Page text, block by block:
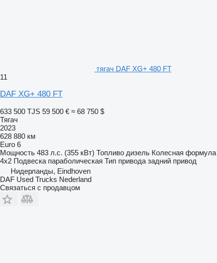
тягач DAF XG+ 480 FT
11
DAF XG+ 480 FT
633 500 TJS 59 500 € ≈ 68 750 $
Тягач
2023
628 880 км
Euro 6
Мощность 483 л.с. (355 кВт) Топливо дизель Колесная формула
4x2 Подвеска параболическая Тип привода задний привод
Нидерланды, Eindhoven
DAF Used Trucks Nederland
Связаться с продавцом